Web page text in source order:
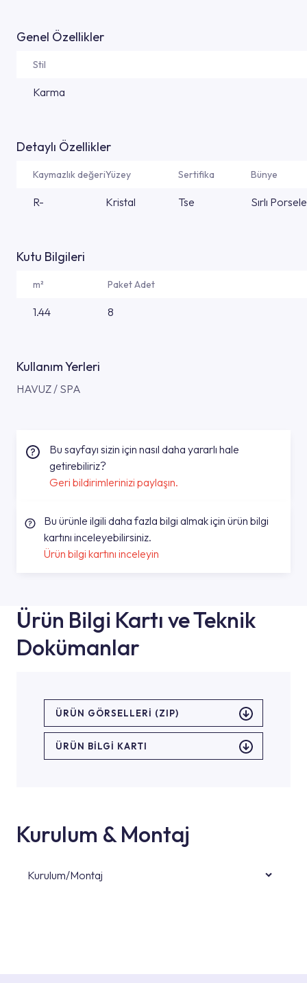
Genel Özellikler
Stil
Karma
Detaylı Özellikler
Kaymazlık değeriYüzey Sertifika Bünye
R- Kristal Tse Sırlı
Kutu Bilgileri
m² Paket Adet
1.44 8
Kullanım Yerleri
HAVUZ / SPA
Bu sayfayı sizin için nasıl daha yararlı hale
getirebiliriz?
Geri bildirimlerinizi paylaşın.
Bu ürünle ilgili daha fazla bilgi almak için ürün bilgi
kartını inceleyebilirsiniz.
Ürün bilgi kartını inceleyin
Ürün Bilgi Kartı ve Teknik
Dokümanlar
ÜRÜN GÖRSELLERI (ZIP)
ÜRÜN BILGI KARTI
Kurulum & Montaj
Kurulum/Montaj